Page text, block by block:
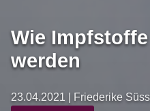
Wie
werden
23.04.2021 | Friederike